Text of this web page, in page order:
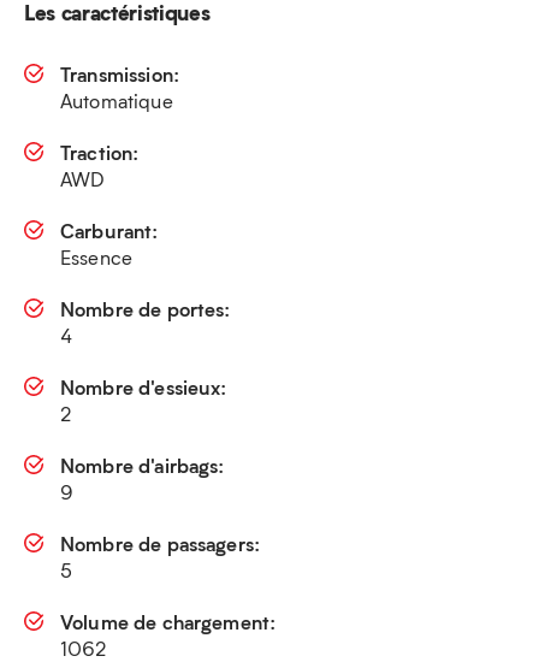
Les caractéristiques
Transmission:
Automatique
Traction:
AWD
Carburant:
Essence
Nombre de portes:
4
Nombre d'essieux:
2
Nombre d'airbags:
9
Nombre de passagers:
5
Volume de chargement:
1062